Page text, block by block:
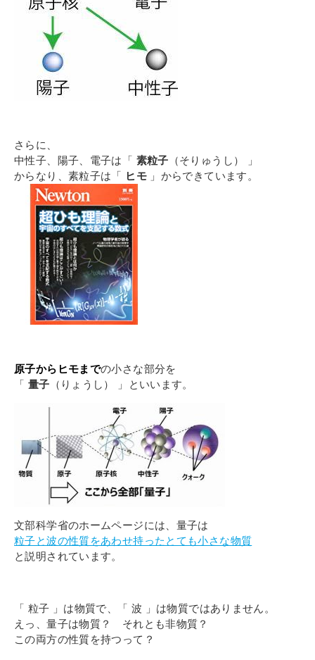
さらに、
中性子、陽子、電子は「 素粒子 （そりゅうし） 」
からなり、素粒子は「 ヒモ」からできています。
原子からヒモまでの小さな部分を
「 量子 （りょうし） 」といいます。
文部科学省のホームページには、 量子は
粒子と波の性質をあわせ持ったとても小さな物質
と説明されています。
「 粒子 」は物質で、「 波 」は物質ではありません。
えっ、量子は物質？ それとも非物質？
この両方の性質を持つって？